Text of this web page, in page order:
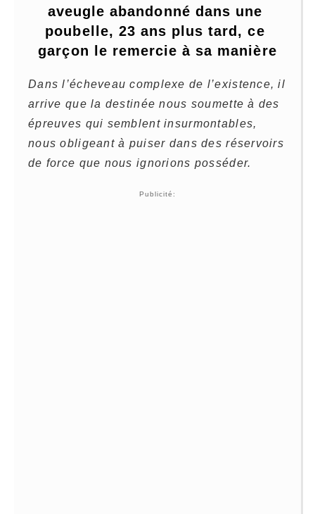
aveugle abandonné dans une
poubelle, 23 ans plus tard, ce
garçon le remercie à sa manière
Dans l’écheveau complexe de l’existence, il
arrive que la destinée nous soumette à des
épreuves qui semblent insurmontables,
nous obligeant à puiser dans des réservoirs
de force que nous ignorions posséder.
Publicité: